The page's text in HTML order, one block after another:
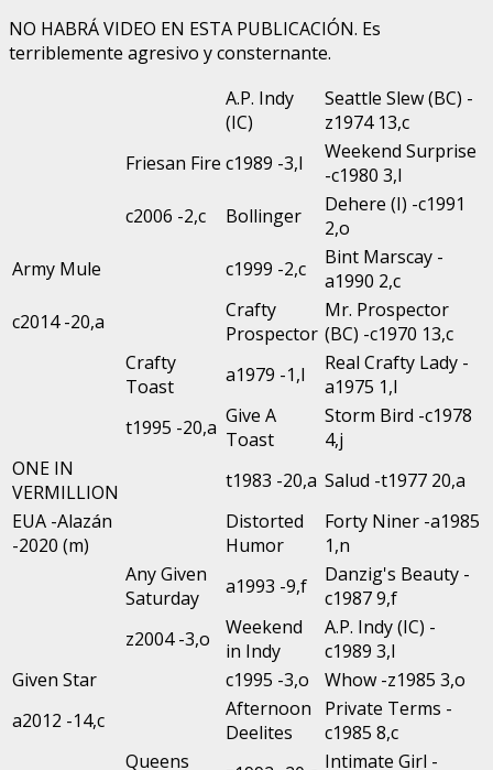
NO HABRÁ VIDEO EN ESTA PUBLICACIÓN. Es
terriblemente agresivo y consternante.
A.P. Indy
(IC)
Seattle Slew (BC) -
z1974 13,c
Friesan Fire c1989 -3,l
Weekend Surprise
-c1980 3,l
c2006 -2,c
Bollinger
Dehere (I) -c1991
2,o
Army Mule
c1999 -2,c
Bint Marscay -
a1990 2,c
c2014 -20,a
Crafty
Prospector
Mr. Prospector
(BC) -c1970 13,c
Crafty
Toast
a1979 -1,l
Real Crafty Lady -
a1975 1,l
t1995 -20,a Give A
Toast
Storm Bird -c1978
4,j
ONE IN
VERMILLION
t1983 -20,a Salud -t1977 20,a
EUA -Alazán
-2020 (m)
Distorted
Humor
Forty Niner -a1985
1,n
Any Given
Saturday
a1993 -9,f
Danzig's Beauty -
c1987 9,f
z2004 -3,o
Weekend
in Indy
A.P. Indy (IC) -
c1989 3,l
Given Star
c1995 -3,o
Whow -z1985 3,o
a2012 -14,c
Afternoon
Deelites
Private Terms -
c1985 8,c
Queens
Intimate Girl -